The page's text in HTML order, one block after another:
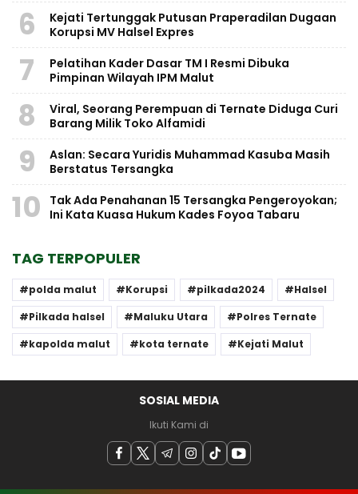
6
Kejati Tertunggak Putusan Praperadilan Dugaan
Korupsi MV Halsel Expres
7
Pelatihan Kader Dasar TM I Resmi Dibuka
Pimpinan Wilayah IPM Malut
8
Viral, Seorang Perempuan di Ternate Diduga Curi
Barang Milik Toko Alfamidi
9
Aslan: Secara Yuridis Muhammad Kasuba Masih
Berstatus Tersangka
10
Tak Ada Penahanan 15 Tersangka Pengeroyokan;
Ini Kata Kuasa Hukum Kades Foyoa Tabaru
TAG TERPOPULER
polda malut Korupsi pilkada2024
Halsel
Pilkada halsel
Maluku Utara
Polres Ternate
kapolda malut
kota ternate Kejati Malut
SOSIAL MEDIA
Ikuti Kami di